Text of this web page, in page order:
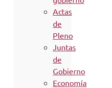
Actas
de
Pleno
Juntas
de
Gobierno
Economía